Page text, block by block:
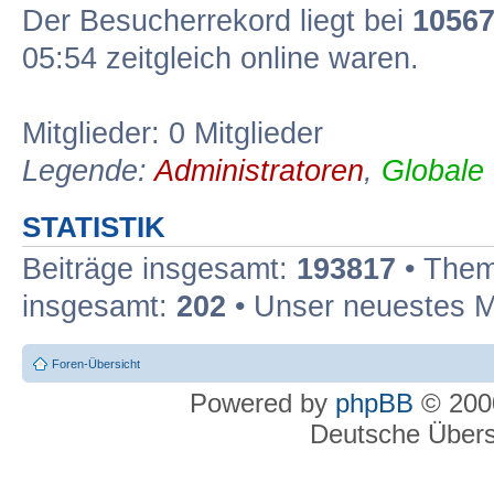
Der Besucherrekord liegt bei 10567
05:54 zeitgleich online waren.
Mitglieder: 0 Mitglieder
Legende:Administratoren, Globale
STATISTIK
Beiträge insgesamt: 193817 •
insgesamt: 202 • Unser neuestes
Foren-Übersicht
Powered by phpBB ©
Deutsche